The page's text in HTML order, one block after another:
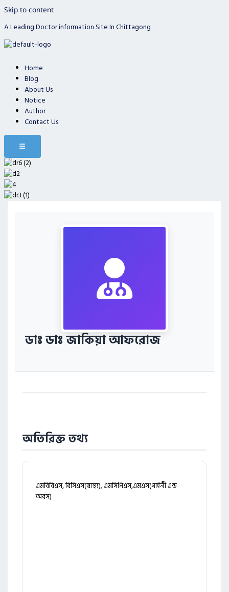
Skip to content
A Leading Doctor information Site In Chittagong
Home
Blog
About Us
Notice
Author
Contact Us
Hamburger Toggle Menu
ডাঃ ডাঃ জাকিয়া আফরোজ
অতিরিক্ত তথ্য
এমবিবিএস, বিসিএস(স্বাস্থ্য), এমসিপিএস,এমএস(গাইনী এন্ড
অবস)